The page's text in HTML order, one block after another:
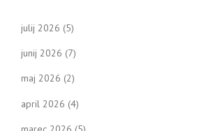
julij 2026 (5)
junij 2026 (7)
maj 2026 (2)
april 2026 (4)